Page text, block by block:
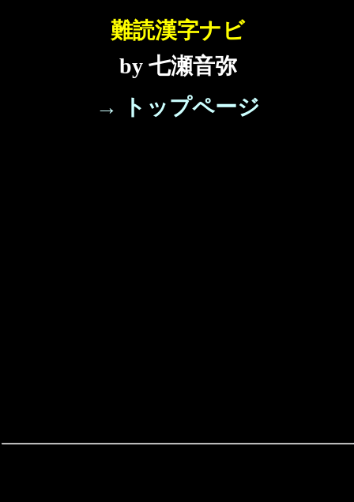
難読漢字ナビ
by 七瀬音弥
→ トップページ